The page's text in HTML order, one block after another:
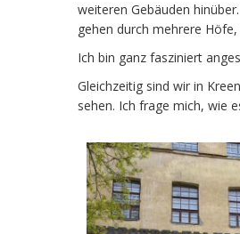
weiteren Gebäuden
gehen durch mehrere
Ich bin ganz fasziniert
Gleichzeitig sind wir in
sehen. Ich frage mich, wie